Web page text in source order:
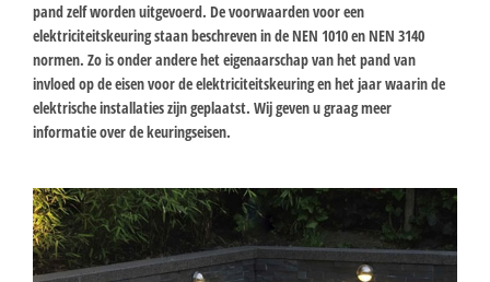
pand zelf worden uitgevoerd. De voorwaarden voor een
elektriciteitskeuring staan beschreven in de NEN 1010 en NEN 3140
normen. Zo is onder andere het eigenaarschap van het pand van
invloed op de eisen voor de elektriciteitskeuring en het jaar waarin de
elektrische installaties zijn geplaatst. Wij geven u graag meer
informatie over de keuringseisen.